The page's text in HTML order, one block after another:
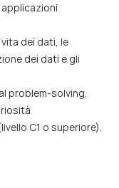
applicazioni
dei dati, le
dei dati e gli
problem-solving,
C1 o superiore).